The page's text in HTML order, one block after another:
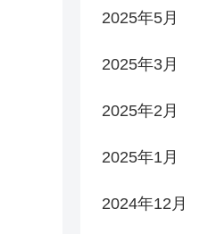
2025年5月
2025年3月
2025年2月
2025年1月
2024年12月